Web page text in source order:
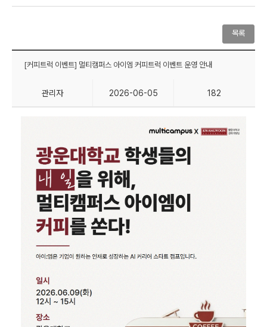
목록
[커피트럭 이벤트] 멀티캠퍼스 아이엠 커피트럭 이벤트 운영 안내
관리자 2026-06-05 182